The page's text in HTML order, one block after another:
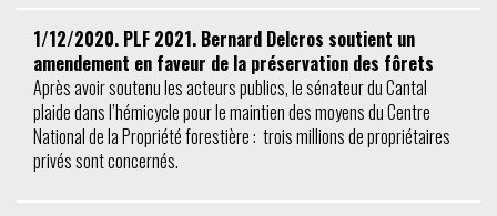
1/12/2020. PLF 2021. Bernard Delcros soutient un
amendement en faveur de la préservation des fôrets
Après avoir soutenu les acteurs publics, le sénateur du Cantal
plaide dans l’hémicycle pour le maintien des moyens du Centre
National de la Propriété forestière : trois millions de propriétaires
privés sont concernés.